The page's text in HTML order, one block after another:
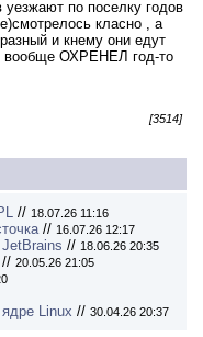
по поселку годов
класно , а
и кнему они едут
вообще ОХРЕНЕЛ год-то
[3514]
// 18.07.26 11:16
// 16.07.26 12:17
// 18.06.26 20:35
// 20.05.26 21:05
Linux // 30.04.26 20:37